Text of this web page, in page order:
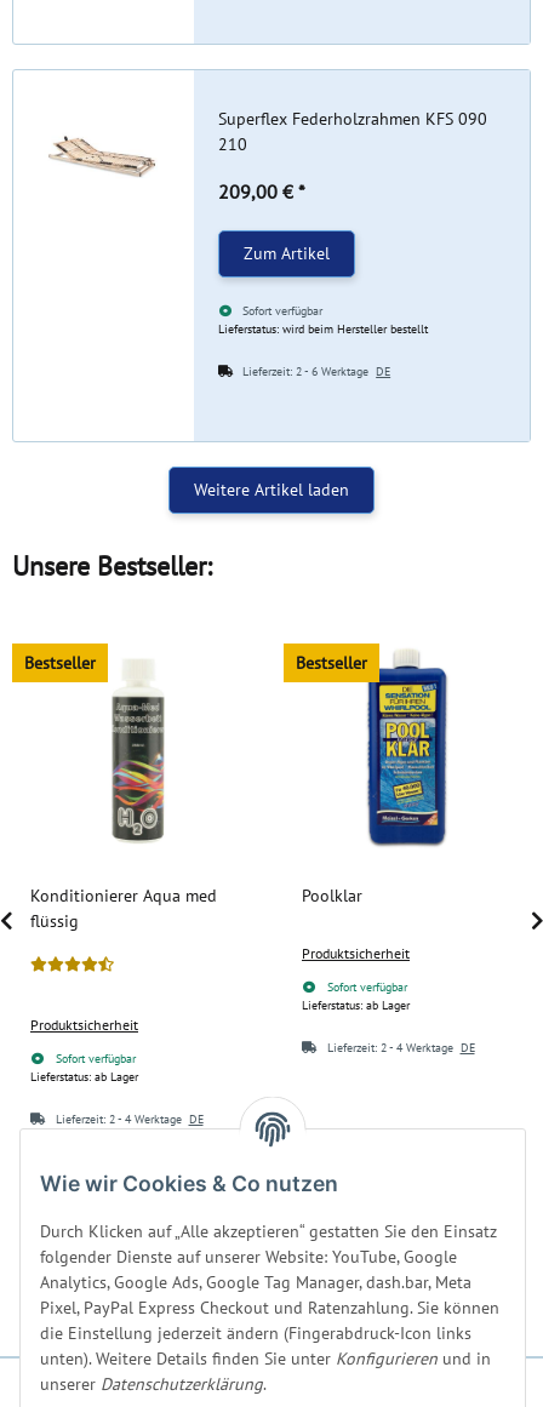
Wie wir Cookies & Co nutzen
Durch Klicken auf „Alle akzeptieren“ gestatten Sie den Einsatz
folgender Dienste auf unserer Website: YouTube, Google
Analytics, Google Ads, Google Tag Manager, dash.bar, Meta
Pixel, PayPal Express Checkout und Ratenzahlung. Sie können
die Einstellung jederzeit ändern (Fingerabdruck-Icon links
unten). Weitere Details finden Sie unter Konfigurieren und in
unserer Datenschutzerklärung.
Superflex Federholzrahmen KFS 090
210
209,00 € *
Zum Artikel
Sofort verfügbar
Lieferstatus: wird beim Hersteller bestellt
Lieferzeit: 2 - 6 WerktageDE
Weitere Artikel laden
Unsere Bestseller:
Bestseller
Konditionierer Aqua med
flüssig
Produktsicherheit
Sofort verfügbar
Lieferstatus: ab Lager
Lieferzeit: 2 - 4 Werktage DE
39,60 € pro 1 l
Bestseller
Poolklar
Produktsicherheit
Sofort verfügbar
Lieferstatus: ab Lager
Lieferzeit: 2 - 4 Werktage DE
24,90 € pro 1 l